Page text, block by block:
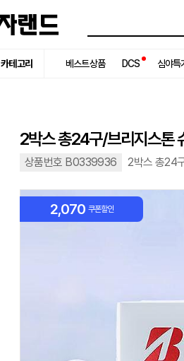
카테고리 베스트상품 DCS 심야특
2박스 총24구/브리지스톤
상품번호 B0339936 2박스 총24
2,070 쿠폰할인